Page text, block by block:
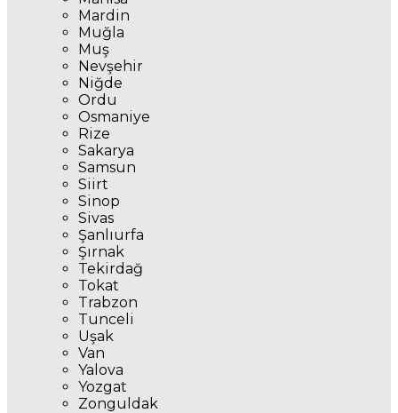
Mardin
Muğla
Muş
Nevşehir
Niğde
Ordu
Osmaniye
Rize
Sakarya
Samsun
Siirt
Sinop
Sivas
Şanlıurfa
Şırnak
Tekirdağ
Tokat
Trabzon
Tunceli
Uşak
Van
Yalova
Yozgat
Zonguldak